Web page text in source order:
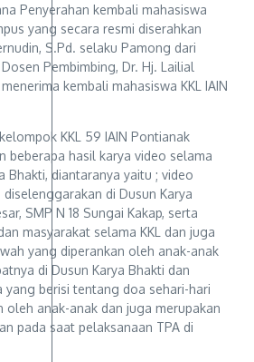
Penyerahan kembali mahasiswa
yang secara resmi diserahkan
S.Pd. selaku Pamong dari
Pembimbing, Dr. Hj. Lailial
kembali mahasiswa KKL IAIN
KKL 59 IAIN Pontianak
beberapa hasil karya video selama
Bhakti, diantaranya yaitu ; video
diselenggarakan di Dusun Karya
SMP N 18 Sungai Kakap, serta
masyarakat selama KKL dan juga
yang diperankan oleh anak-anak
di Dusun Karya Bhakti dan
yang berisi tentang doa sehari-hari
oleh anak-anak dan juga merupakan
pada saat pelaksanaan TPA di